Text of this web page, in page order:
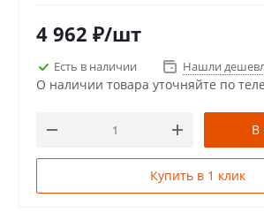
4 962 ₽/шт
Есть в наличии Нашли
О наличии товара уточняйте по
В
Купить в 1 клик